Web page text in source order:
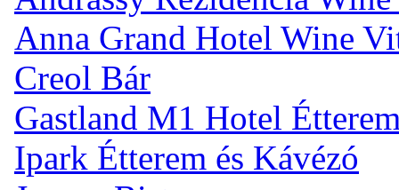
Anna Grand Hotel Wine
Creol Bár
Gastland M1 Hotel
Ipark Étterem és Kávézó